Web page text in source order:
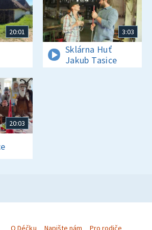
20:01 3:03
Sklárna Huť
Jakub Tasice
20:03
O Déčku Napište nám Pro rodiče